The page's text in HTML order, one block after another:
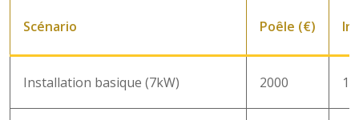
Scénario Poêle (€)
Installation basique (7kW) 2000